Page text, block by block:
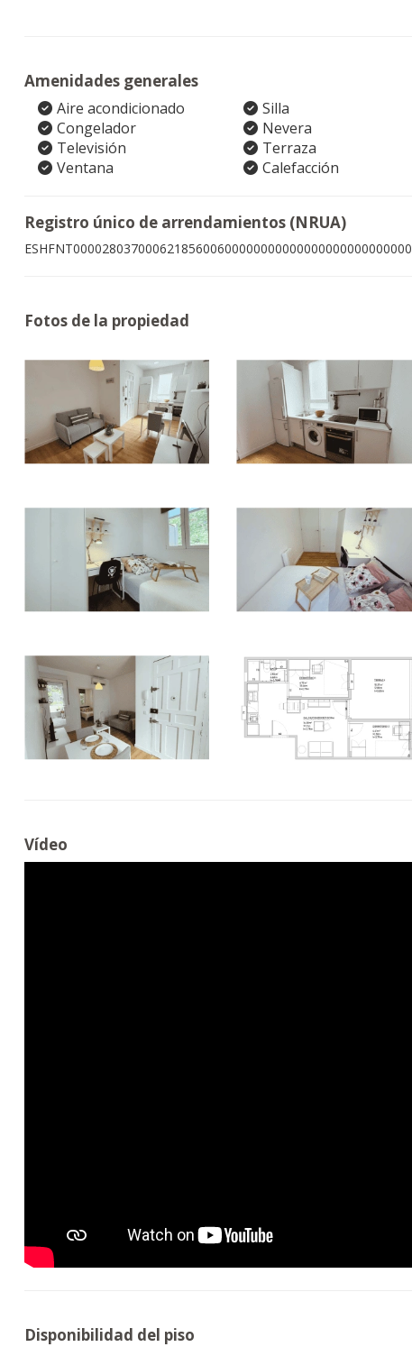
Amenidades generales
Aire acondicionado Silla
Congelador
Nevera
Televisión
Terraza
Ventana
Calefacción
Registro único de arrendamientos (NRUA)
ESHFNT00002803700062185600600000000000000000000000000
Fotos de la propiedad
Vídeo
Disponibilidad del piso